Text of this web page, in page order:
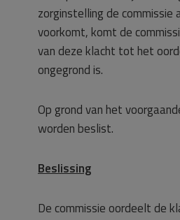
zorginstelling de commissie
voorkomt, komt de
van deze klacht tot het
ongegrond is.
Op grond van het
worden beslist.
Beslissing
De commissie oordeelt de